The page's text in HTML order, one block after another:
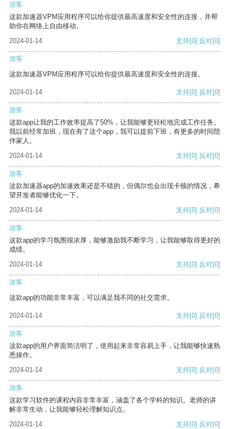
游客
这款加速器VPM应用程序可以给你提供最高速度和安全性的连接，并帮
助你在网络上自由移动。
2024-01-14
支持[0] 反对[0]
游客
这款加速器VPM应用程序可以给你提供最高速度和安全性的连接。
2024-01-14 支持[0] 反对[0]
游客
这款app让我的工作效率提高了50%，让我能够更轻松地完成工作任务。
我以前经常加班，现在有了这个app，我可以提前下班，有更多的时间陪
伴家人。
2024-01-14
支持[0] 反对[0]
游客
这款加速器app的加速效果还是不错的，但偶尔也会出现卡顿的情况，希
望开发者能够优化一下。
2024-01-14
支持[0] 反对[0]
游客
这款app的学习氛围很浓厚，能够激励我不断学习，让我能够取得更好的
成绩。
2024-01-14
支持[0] 反对[0]
游客
这款app的功能非常丰富，可以满足我不同的社交需求。
2024-01-14 支持[0] 反对[0]
游客
这款app的用户界面简洁明了，使用起来非常容易上手，让我能够快速熟
悉操作。
2024-01-14
支持[0] 反对[0]
游客
这款学习软件的课程内容非常丰富，涵盖了各个学科的知识。老师的讲
解非常生动，让我能够轻松理解知识点。
2024-01-14
支持[0] 反对[0]